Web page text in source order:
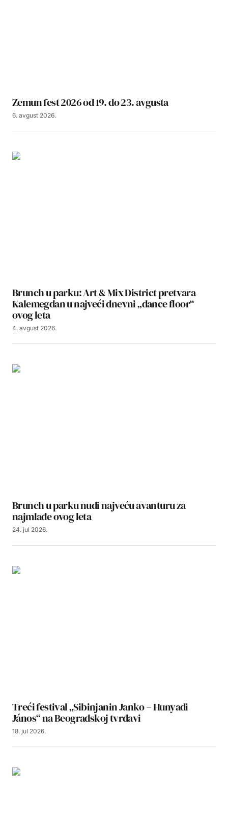
Zemun fest 2026 od 19. do 23. avgusta
6. avgust 2026.
Brunch u parku: Art & Mix District pretvara
Kalemegdan u najveći dnevni „dance floor“
ovog leta
4. avgust 2026.
Brunch u parku nudi najveću avanturu za
najmlađe ovog leta
24. jul 2026.
Treći festival „Sibinjanin Janko – Hunyadi
János“ na Beogradskoj tvrđavi
18. jul 2026.